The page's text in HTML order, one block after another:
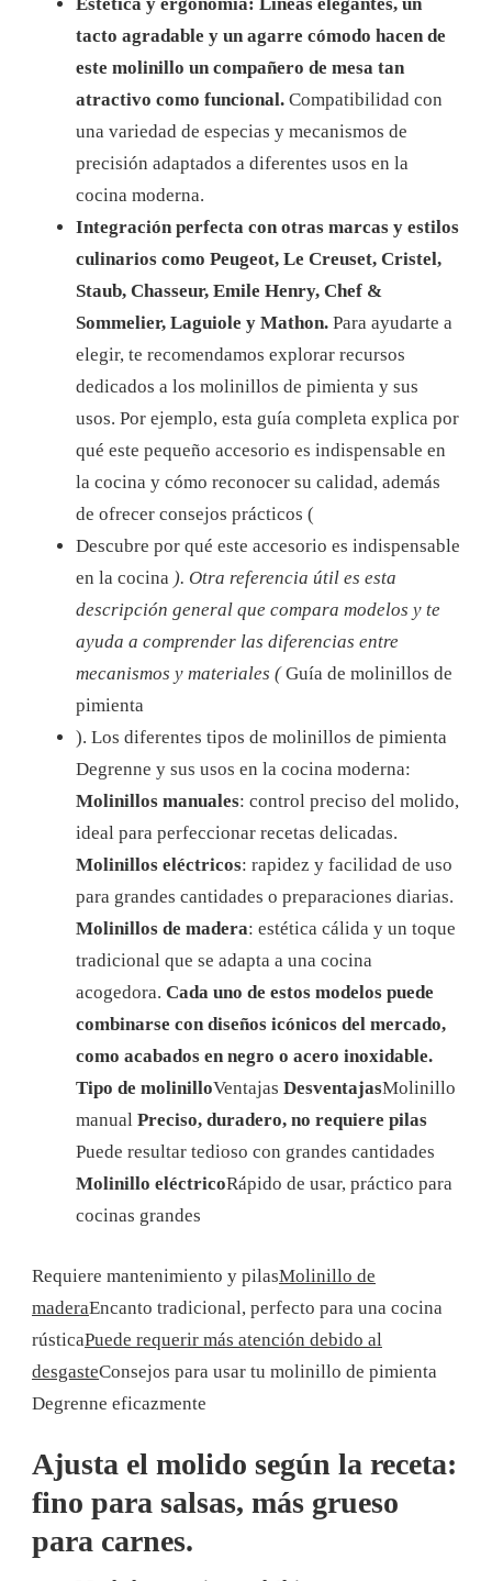
tacto agradable y un agarre cómodo hacen de
este molinillo un compañero de mesa tan
atractivo como funcional. Compatibilidad con
una variedad de especias y mecanismos de
precisión adaptados a diferentes usos en la
cocina moderna.
Integración perfecta con otras marcas y estilos
culinarios como Peugeot, Le Creuset, Cristel,
Staub, Chasseur, Emile Henry, Chef &
Sommelier, Laguiole y Mathon. Para ayudarte a
elegir, te recomendamos explorar recursos
dedicados a los molinillos de pimienta y sus
usos. Por ejemplo, esta guía completa explica por
qué este pequeño accesorio es indispensable en
la cocina y cómo reconocer su calidad, además
de ofrecer consejos prácticos (
Descubre por qué este accesorio es indispensable
en la cocina ). Otra referencia útil es esta
descripción general que compara modelos y te
ayuda a comprender las diferencias entre
mecanismos y materiales (Guía de molinillos de
pimienta
). Los diferentes tipos de molinillos de pimienta
Degrenne y sus usos en la cocina moderna:
Molinillos manuales: control preciso del molido,
ideal para perfeccionar recetas delicadas.
Molinillos eléctricos: rapidez y facilidad de uso
para grandes cantidades o preparaciones diarias.
Molinillos de madera: estética cálida y un toque
tradicional que se adapta a una cocina
acogedora. Cada uno de estos modelos puede
combinarse con diseños icónicos del mercado,
como acabados en negro o acero inoxidable.
Tipo de molinilloVentajas DesventajasMolinillo
manual Preciso, duradero, no requiere pilas
Puede resultar tedioso con grandes cantidades
Molinillo eléctricoRápido de usar, práctico para
cocinas grandes
Requiere mantenimiento y pilasMolinillo de
maderaEncanto tradicional, perfecto para una cocina
rústicaPuede requerir más atención debido al
desgasteConsejos para usar tu molinillo de pimienta
Degrenne eficazmente
Ajusta el molido según la receta:
fino para salsas, más grueso
para carnes.